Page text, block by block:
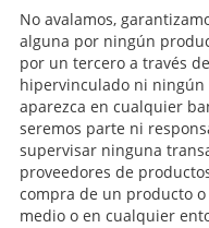
No avalamos,
alguna por ningún
por un tercero a través
hipervinculado ni
aparezca en cualquier
seremos parte ni
supervisar ninguna
proveedores de
compra de un producto
medio o en cualquier